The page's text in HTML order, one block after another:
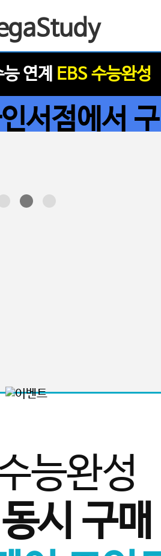
연계 EBS 수능완성
서점에서
능완성
시 구매